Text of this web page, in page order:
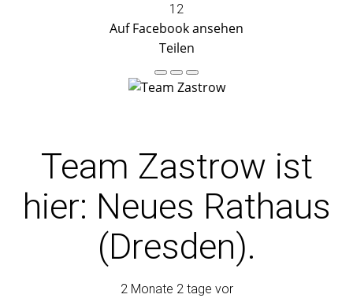
12
Auf Facebook ansehen
Teilen
Team Zastrow ist
hier: Neues Rathaus
(Dresden).
2 Monate 2 tage vor